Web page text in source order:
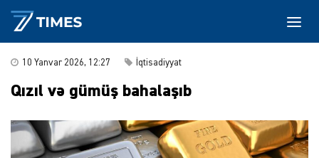
10 Yanvar 2026, 12:27 İqtisadiyyat
Qızıl və gümüş bahalaşıb